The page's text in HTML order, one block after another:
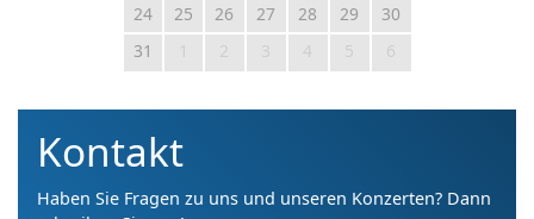
24
25 26 27 28 29
30
31
2 3 4 5 6
Kontakt
Haben Sie Fragen zu uns und unseren Konzerten? Dann